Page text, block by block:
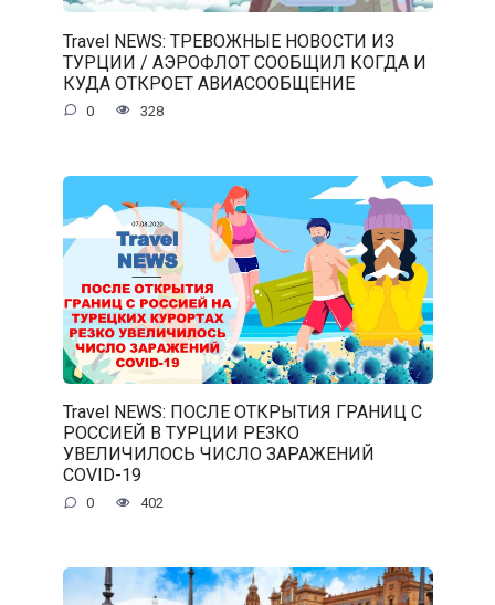
Travel NEWS: ТРЕВОЖНЫЕ НОВОСТИ ИЗ
ТУРЦИИ / АЭРОФЛОТ СООБЩИЛ КОГДА И
КУДА ОТКРОЕТ АВИАСООБЩЕНИЕ
0 328
Travel NEWS: ПОСЛЕ ОТКРЫТИЯ ГРАНИЦ С
РОССИЕЙ В ТУРЦИИ РЕЗКО
УВЕЛИЧИЛОСЬ ЧИСЛО ЗАРАЖЕНИЙ
COVID-19
0 402